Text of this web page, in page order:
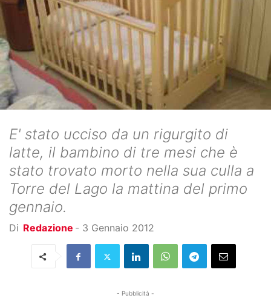
E' stato ucciso da un rigurgito di
latte, il bambino di tre mesi che è
stato trovato morto nella sua culla a
Torre del Lago la mattina del primo
gennaio.
Di Redazione - 3 Gennaio 2012
- Pubblicità -